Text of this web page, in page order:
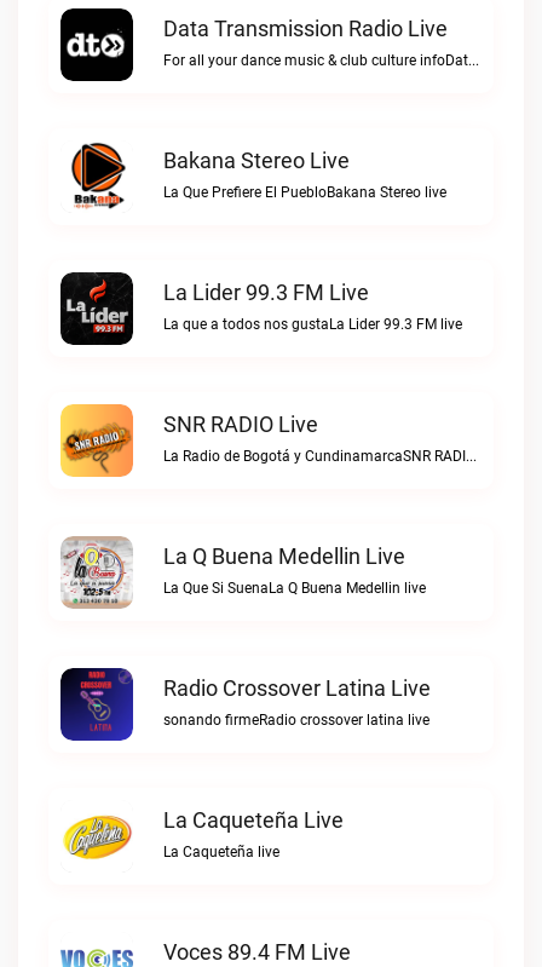
Data Transmission Radio Live
For all your dance music & club culture infoData Transmission Radio live
Bakana Stereo Live
La Que Prefiere El PuebloBakana Stereo live
La Lider 99.3 FM Live
La que a todos nos gustaLa Lider 99.3 FM live
SNR RADIO Live
La Radio de Bogotá y CundinamarcaSNR RADIO live
La Q Buena Medellin Live
La Que Si SuenaLa Q Buena Medellin live
Radio Crossover Latina Live
sonando firmeRadio crossover latina live
La Caqueteña Live
La Caqueteña live
Voces 89.4 FM Live